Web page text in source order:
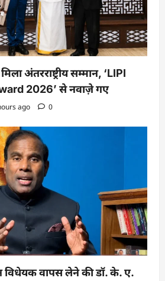
अंतरराष्ट्रीय सम्मान, ‘LIPI
2026’ से नवाज़े गए
ago 0
वापस लेने की डॉ. के. ए.